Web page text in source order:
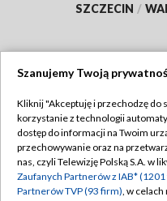
SZCZECIN /
Abonament TVP
Emisja w TVP
Szanujemy Twoją
Kliknij "Akceptuję i przechodzę do
korzystanie z technologii
dostęp do informacji na Twoim
przechowywanie oraz na
nas, czyli Telewizję Polską S.A. w
Zaufanych Partnerów z IAB*
Partnerów TVP (93 firm), w